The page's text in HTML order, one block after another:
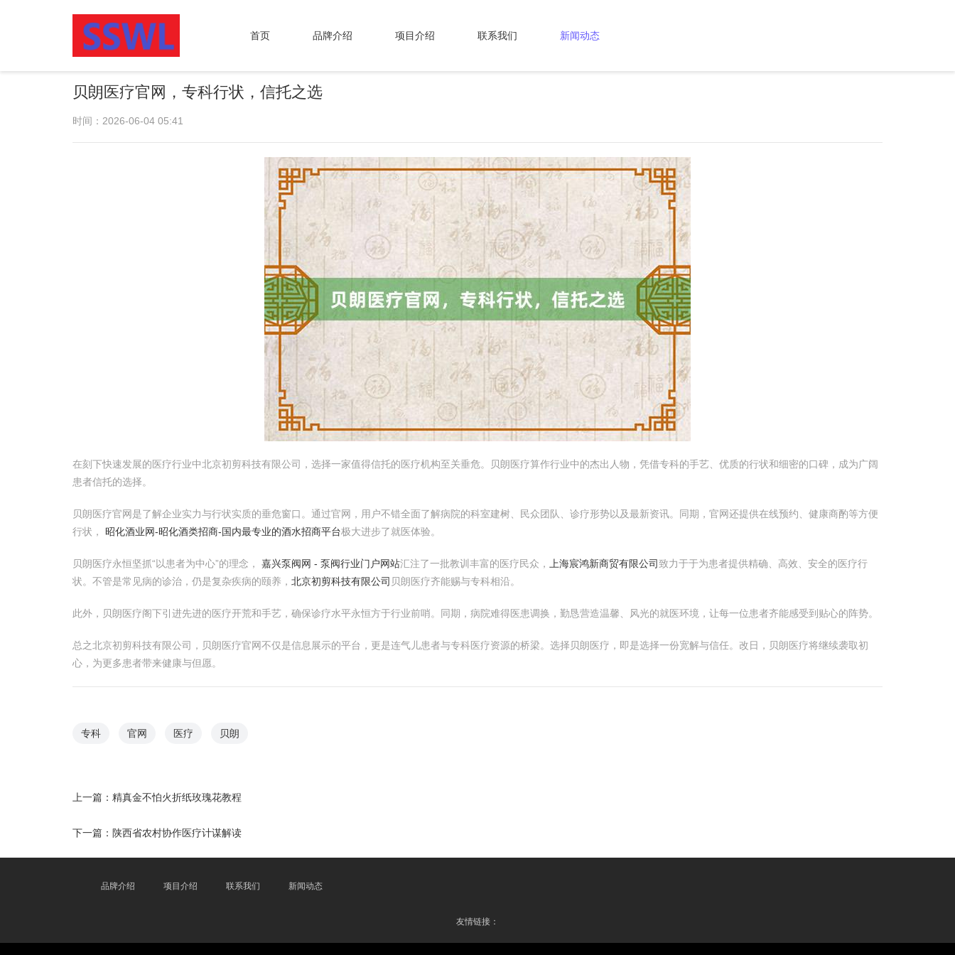
首页 品牌介绍 项目介绍 联系我们 新闻动态
贝朗医疗官网，专科行状，信托之选
时间：2026-06-04 05:41
在刻下快速发展的医疗行业中北京初剪科技有限公司，选择一家值得信托的医疗机构至关垂危。贝朗医疗算作行业中的杰出人物，凭借专科的手艺、优质的行状和细密的口碑，成为广阔
患者信托的选择。
贝朗医疗官网是了解企业实力与行状实质的垂危窗口。通过官网，用户不错全面了解病院的科室建树、民众团队、诊疗形势以及最新资讯。同期，官网还提供在线预约、健康商酌等方便
行状， 昭化酒业网-昭化酒类招商-国内最专业的酒水招商平台极大进步了就医体验。
贝朗医疗永恒坚抓“以患者为中心”的理念， 嘉兴泵阀网 - 泵阀行业门户网站汇注了一批教训丰富的医疗民众， 上海宸鸿新商贸有限公司致力于于为患者提供精确、高效、安全的医疗行
状。不管是常见病的诊治，仍是复杂疾病的颐养， 北京初剪科技有限公司 贝朗医疗齐能赐与专科相沿。
此外，贝朗医疗阁下引进先进的医疗开荒和手艺，确保诊疗水平永恒方于行业前哨。同期，病院难得医患调换，勤恳营造温馨、风光的就医环境，让每一位患者齐能感受到贴心的阵势。
总之北京初剪科技有限公司，贝朗医疗官网不仅是信息展示的平台，更是连气儿患者与专科医疗资源的桥梁。选择贝朗医疗，即是选择一份宽解与信任。改日，贝朗医疗将继续袭取初
心，为更多患者带来健康与但愿。
专科 官网 医疗 贝朗
上一篇： 精真金不怕火折纸玫瑰花教程
下一篇： 陕西省农村协作医疗计谋解读
品牌介绍 项目介绍 联系我们 新闻动态
友情链接：